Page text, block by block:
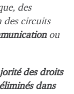
des
des circuits
ou
des droits
dans